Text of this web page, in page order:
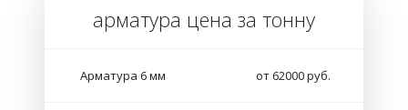
арматура цена за тонну
Арматура 6 мм от 62000 руб.